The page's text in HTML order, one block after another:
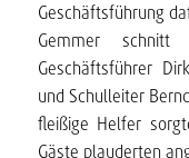
Geschäftsführung
Gemmer
Geschäftsführer
und Schulleiter
fleißige Helfer
Gäste plauderten